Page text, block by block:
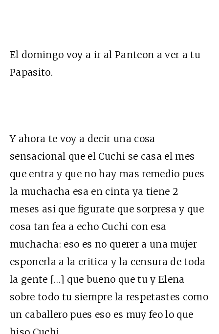
El domingo voy a ir al Panteon a ver a tu
Papasito.
Y ahora te voy a decir una cosa
sensacional que el Cuchi se casa el mes
que entra y que no hay mas remedio pues
la muchacha esa en cinta ya tiene 2
meses asi que figurate que sorpresa y que
cosa tan fea a echo Cuchi con esa
muchacha: eso es no querer a una mujer
esponerla a la critica y la censura de toda
la gente […] que bueno que tu y Elena
sobre todo tu siempre la respetastes como
un caballero pues eso es muy feo lo que